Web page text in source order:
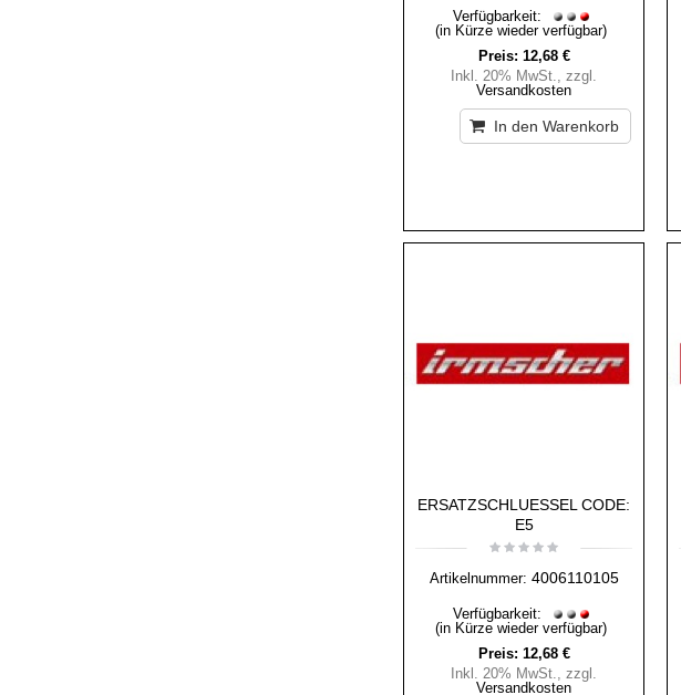
Verfügbarkeit:
(in Kürze wieder verfügbar)
Preis: 12,68 €
Inkl. 20% MwSt.
,zzgl.
Versandkosten
In den Warenkorb
ERSATZSCHLUESSEL CODE:
E5
Artikelnummer: 4006110105
Verfügbarkeit:
(in Kürze wieder verfügbar)
Preis: 12,68 €
Inkl. 20% MwSt.
,zzgl.
Versandkosten